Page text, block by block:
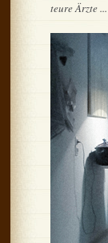
teure Ärzte ...